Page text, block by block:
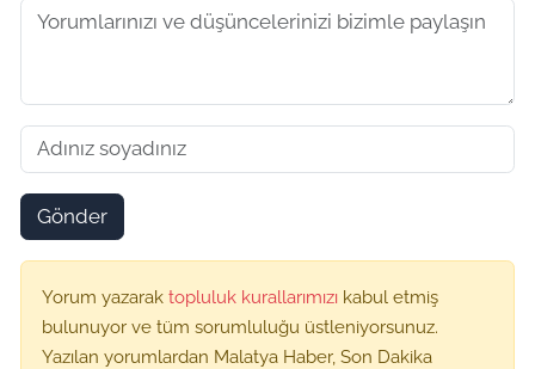
Gönder
Yorum yazarak topluluk kurallarımızı kabul etmiş
bulunuyor ve tüm sorumluluğu üstleniyorsunuz.
Yazılan yorumlardan Malatya Haber, Son Dakika